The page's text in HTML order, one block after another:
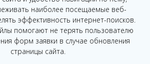
наиболее посещаемые веб-
эффективность интернет-поисков.
помогают не терять пользователю
форм заявки в случае обновления
страницы сайта.